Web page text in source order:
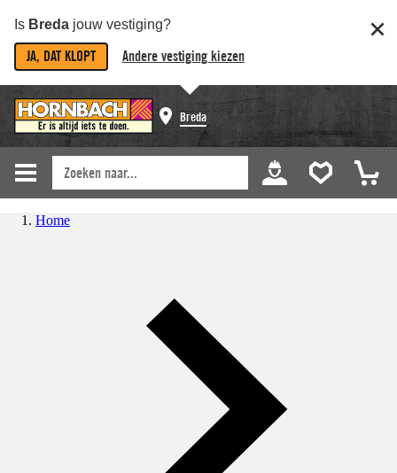
Is Breda jouw vestiging?
JA, DAT KLOPT Andere vestiging kiezen
Breda
Home